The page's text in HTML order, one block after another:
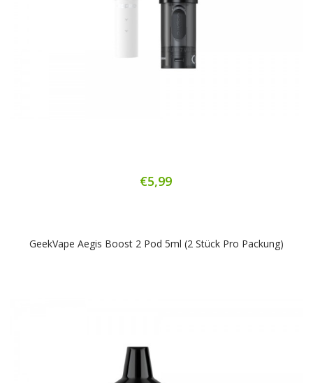
€5,99
GeekVape Aegis Boost 2 Pod 5ml (2 Stück Pro Packung)